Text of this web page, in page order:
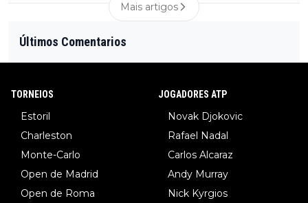
Mais artigos
Últimos Comentarios
TORNEIOS
Estoril
Charleston
Monte-Carlo
Open de Madrid
Open de Roma
JOGADORES ATP
Novak Djokovic
Rafael Nadal
Carlos Alcaraz
Andy Murray
Nick Kyrgios